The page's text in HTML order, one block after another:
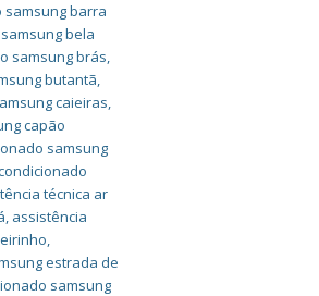
samsung barra
bela
samsung brás,
butantã,
caieiras,
capão
samsung
técnica ar
, assistência
,
estrada de
samsung